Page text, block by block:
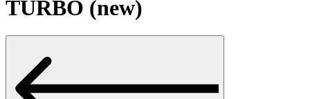
TURBO (new)